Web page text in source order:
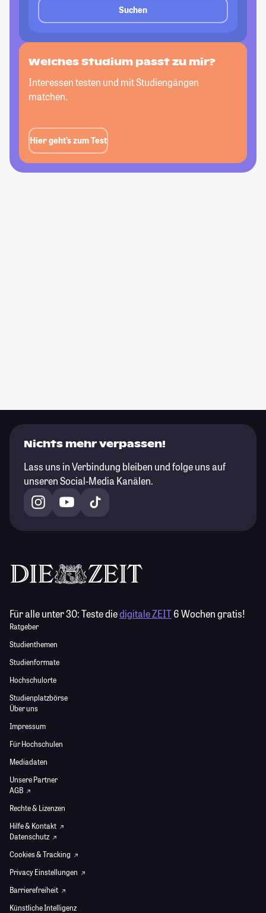
Suchen
Welches Studium passt zu mir?
Interessen testen und mit Studiengängen
matchen.
Hier geht’s zum Test
Nichts mehr verpassen!
Lass uns in Verbindung bleiben und folge uns auf
unseren Social-Media Kanälen.
Für alle unter 30:Teste diedigitale ZEIT6 Wochen gratis!
Ratgeber
Studienthemen
Studienformate
Hochschulorte
Studienplatzbörse
Über uns
Impressum
Für Hochschulen
Mediadaten
Unsere Partner
AGB
Rechte & Lizenzen
Hilfe & Kontakt
Datenschutz
Cookies & Tracking
Privacy Einstellungen
Barrierefreiheit
Künstliche Intelligenz